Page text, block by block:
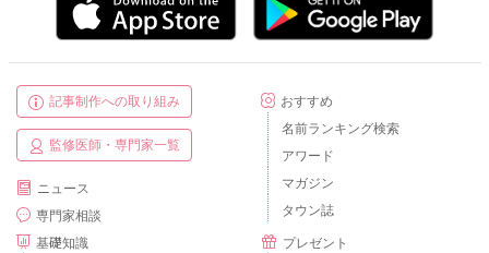
記事制作への取り組み
監修医師・専門家一覧
ニュース
専門家相談
基礎知識
おすすめ
名前ランキング検索
アワード
マガジン
タウン誌
プレゼント